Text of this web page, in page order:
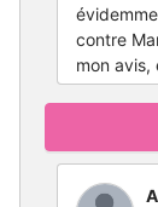
contre
mon avis,